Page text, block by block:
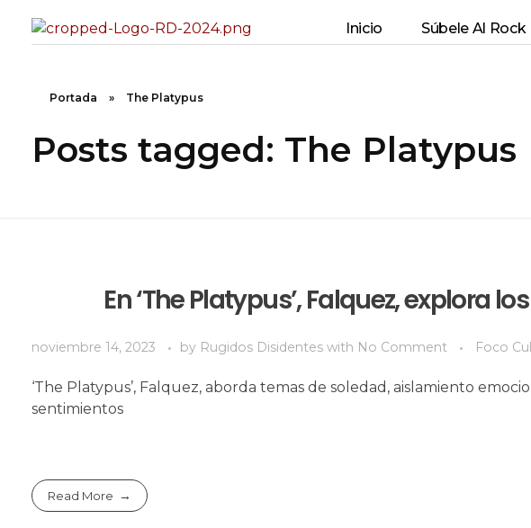
Rugidos Disidentes
Bogotá - Colombia | ISSN 2619-5569
Inicio Súbele Al Rock
Portada » The Platypus
Posts tagged: The Platypus
En ‘The Platypus’, Falquez, explora
noviembre 14, 2023 by Rugidos Disidentes with No Comment Foco
‘The Platypus’, Falquez, aborda temas de soledad, aislamiento
sentimientos
Read More